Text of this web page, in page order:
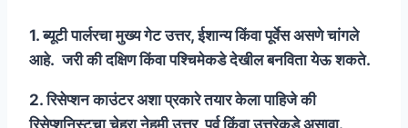
1. ब्यूटी पार्लरचा मुख्य गेट उत्तर, ईशान्य किंवा पूर्वेस असणे चांगले
आहे. जरी की दक्षिण किंवा पश्चिमेकडे देखील बनविता येऊ शकते.
2. रिसेप्शन काउंटर अशा प्रकारे तयार केला पाहिजे की